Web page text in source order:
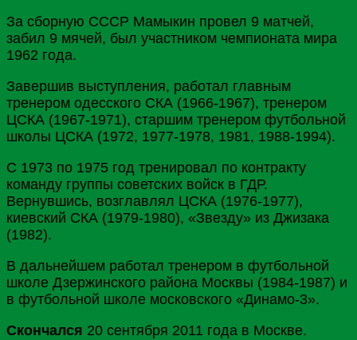
За сборную СССР Мамыкин провел 9 матчей,
забил 9 мячей, был участником чемпионата мира
1962 года.
Завершив выступления, работал главным
тренером одесского СКА (1966-1967), тренером
ЦСКА (1967-1971), старшим тренером футбольной
школы ЦСКА (1972, 1977-1978, 1981, 1988-1994).
С 1973 по 1975 год тренировал по контракту
команду группы советских войск в ГДР.
Вернувшись, возглавлял ЦСКА (1976-1977),
киевский СКА (1979-1980), «Звезду» из Джизака
(1982).
В дальнейшем работал тренером в футбольной
школе Дзержинского района Москвы (1984-1987) и
в футбольной школе московского «Динамо-3».
Скончался 20 сентября 2011 года в Москве.